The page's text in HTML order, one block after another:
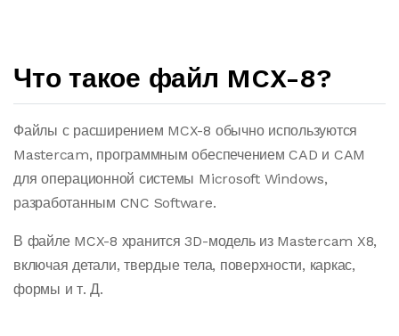
Что такое файл MCX-8?
Файлы с расширением MCX-8 обычно используются
Mastercam, программным обеспечением CAD и CAM
для операционной системы Microsoft Windows,
разработанным CNC Software.
В файле MCX-8 хранится 3D-модель из Mastercam X8,
включая детали, твердые тела, поверхности, каркас,
формы и т. Д.